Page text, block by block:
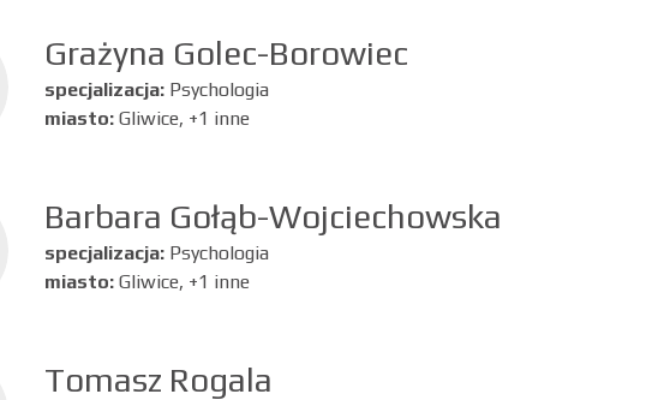
Grażyna Golec-Borowiec
specjalizacja: Psychologia
miasto:Gliwice, +1 inne
Barbara Gołąb-Wojciechowska
specjalizacja: Psychologia
miasto:Gliwice, +1 inne
Tomasz Rogala